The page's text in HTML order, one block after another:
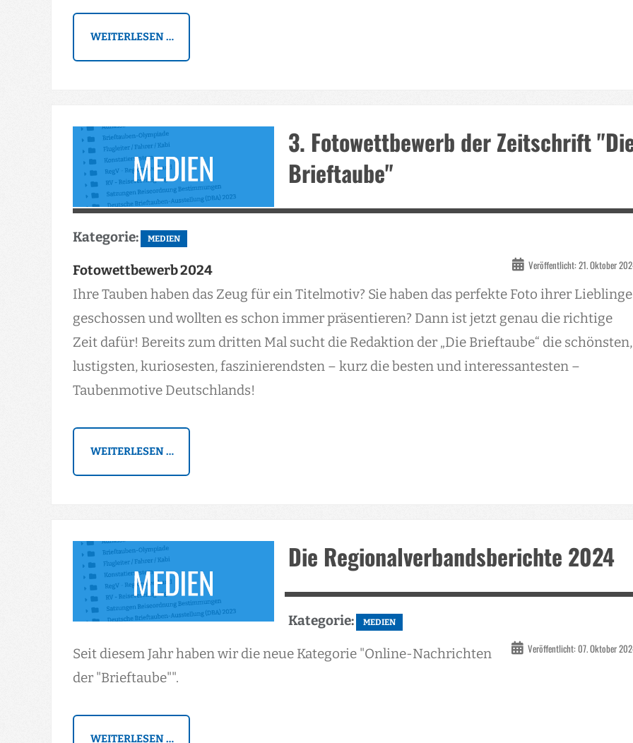
WEITERLESEN …
3. Fotowettbewerb der Zeitschrift
Brieftaube"
Kategorie: MEDIEN
Veröffentlicht: 21. Oktober
Fotowettbewerb 2024
Ihre Tauben haben das Zeug für ein Titelmotiv? Sie haben das perfekte Foto ihrer Lieblinge
geschossen und wollten es schon immer präsentieren? Dann ist jetzt genau die richtige
Zeit dafür! Bereits zum dritten Mal sucht die Redaktion der „Die Brieftaube“ die schönsten,
lustigsten, kuriosesten, faszinierendsten – kurz die besten und interessantesten –
Taubenmotive Deutschlands!
WEITERLESEN …
Die Regionalverbandsberichte 2024
Kategorie: MEDIEN
Veröffentlicht: 07. Oktober
Seit diesem Jahr haben wir die neue Kategorie "Online-Nachrichten
der "Brieftaube"".
WEITERLESEN …